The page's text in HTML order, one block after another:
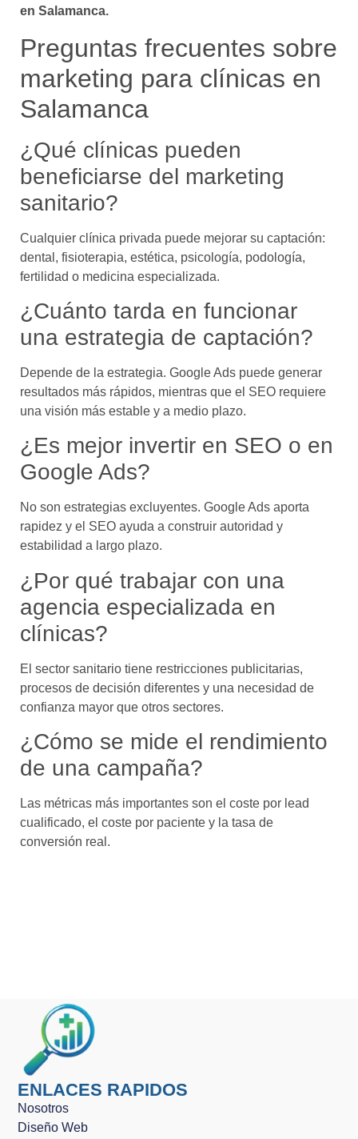
en Salamanca.
Preguntas frecuentes sobre
marketing para clínicas en
Salamanca
¿Qué clínicas pueden
beneficiarse del marketing
sanitario?
Cualquier clínica privada puede mejorar su captación:
dental, fisioterapia, estética, psicología, podología,
fertilidad o medicina especializada.
¿Cuánto tarda en funcionar
una estrategia de captación?
Depende de la estrategia. Google Ads puede generar
resultados más rápidos, mientras que el SEO requiere
una visión más estable y a medio plazo.
¿Es mejor invertir en SEO o en
Google Ads?
No son estrategias excluyentes. Google Ads aporta
rapidez y el SEO ayuda a construir autoridad y
estabilidad a largo plazo.
¿Por qué trabajar con una
agencia especializada en
clínicas?
El sector sanitario tiene restricciones publicitarias,
procesos de decisión diferentes y una necesidad de
confianza mayor que otros sectores.
¿Cómo se mide el rendimiento
de una campaña?
Las métricas más importantes son el coste por lead
cualificado, el coste por paciente y la tasa de
conversión real.
ENLACES RAPIDOS
Nosotros
Diseño Web